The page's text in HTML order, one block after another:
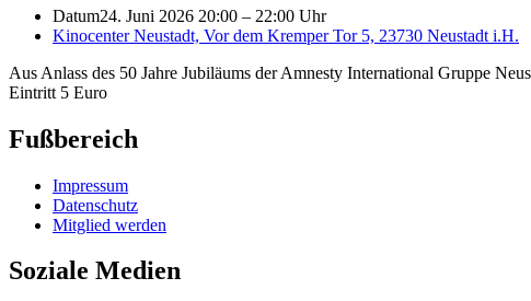
Datum24. Juni 2026 20:00 – 22:00 Uhr
Kinocenter Neustadt, Vor dem Kremper Tor 5, 23730 Neustadt i.H.
Aus Anlass des 50 Jahre Jubiläums der Amnesty International Gruppe
Eintritt 5 Euro
Fußbereich
Impressum
Datenschutz
Mitglied werden
Soziale Medien